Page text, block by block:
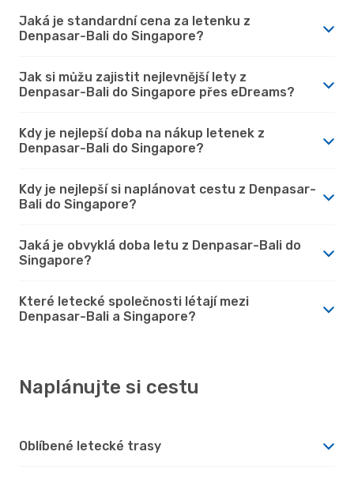
Jaká je standardní cena za letenku z
Denpasar-Bali do Singapore?
Jak si můžu zajistit nejlevnější lety z
Denpasar-Bali do Singapore přes eDreams?
Kdy je nejlepší doba na nákup letenek z
Denpasar-Bali do Singapore?
Kdy je nejlepší si naplánovat cestu z Denpasar-
Bali do Singapore?
Jaká je obvyklá doba letu z Denpasar-Bali do
Singapore?
Které letecké společnosti létají mezi
Denpasar-Bali a Singapore?
Naplánujte si cestu
Oblíbené letecké trasy